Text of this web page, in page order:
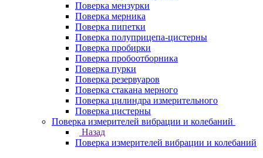
Поверка мензурки
Поверка мерника
Поверка пипетки
Поверка полуприцепа-цистерны
Поверка пробирки
Поверка пробоотборника
Поверка пурки
Поверка резервуаров
Поверка стакана мерного
Поверка цилиндра измерительного
Поверка цистерны
Поверка измерителей вибрации и колебаний
Назад
Поверка измерителей вибрации и колебаний